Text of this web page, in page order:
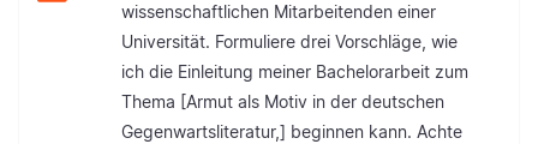
wissenschaftlichen Mitarbeitenden einer
Universität. Formuliere drei Vorschläge, wie
ich die Einleitung meiner Bachelorarbeit zum
Thema [Armut als Motiv in der deutschen
Gegenwartsliteratur,] beginnen kann. Achte